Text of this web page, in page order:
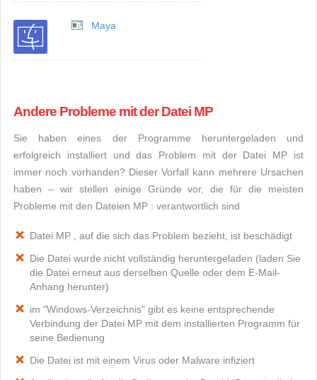
Maya
Andere Probleme mit der Datei MP
Sie haben eines der Programme heruntergeladen und
erfolgreich installiert und das Problem mit der Datei MP ist
immer noch vorhanden? Dieser Vorfall kann mehrere Ursachen
haben – wir stellen einige Gründe vor, die für die meisten
Probleme mit den Dateien MP : verantwortlich sind
Datei MP , auf die sich das Problem bezieht, ist beschädigt
Die Datei wurde nicht vollständig heruntergeladen (laden Sie
die Datei erneut aus derselben Quelle oder dem E-Mail-
Anhang herunter)
im "Windows-Verzeichnis" gibt es keine entsprechende
Verbindung der Datei MP mit dem installierten Programm für
seine Bedienung
Die Datei ist mit einem Virus oder Malware infiziert